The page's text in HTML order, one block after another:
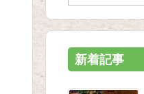
新着記事